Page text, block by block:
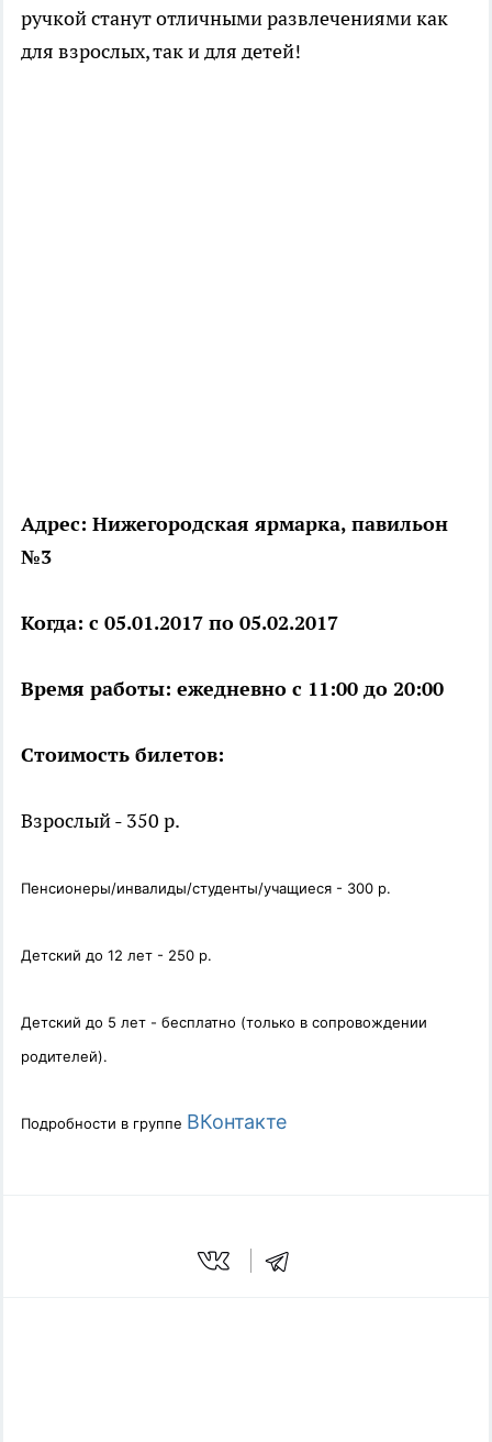
ручкой станут отличными развлечениями как
для взрослых, так и для детей!
Адрес: Нижегородская ярмарка, павильон
№3
Когда: с 05.01.2017 по 05.02.2017
Время работы: ежедневно с 11:00 до 20:00
Стоимость билетов:
Взрослый - 350 р.
Пенсионеры/инвалиды/студенты/учащиеся - 300 р.
Детский до 12 лет - 250 р.
Детский до 5 лет - бесплатно (только в сопровождении
родителей).
Подробности в группе ВКонтакте